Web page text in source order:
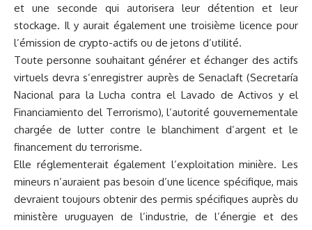
et une seconde qui autorisera leur détention et leur
stockage. Il y aurait également une troisième licence pour
l’émission de crypto-actifs ou de jetons d’utilité.
Toute personne souhaitant générer et échanger des actifs
virtuels devra s’enregistrer auprès de Senaclaft(Secretaría
Nacional para la Lucha contra el Lavado de Activos y el
Financiamiento del Terrorismo), l’autorité gouvernementale
chargée de lutter contre le blanchiment d’argent et le
financement du terrorisme.
Elle réglementerait également l’exploitation minière. Les
mineurs n’auraient pas besoin d’une licence spécifique, mais
devraient toujours obtenir des permis spécifiques auprès du
ministère uruguayen de l’industrie, de l’énergie et des